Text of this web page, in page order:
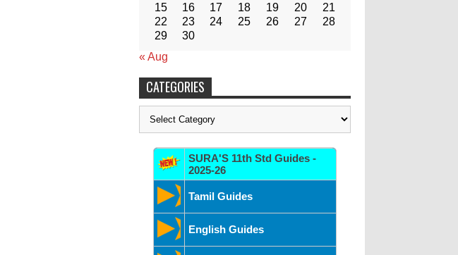
15
16 17 18 19 20
21
22
23 24 25 26 27
28
29
30
« Aug
CATEGORIES
Categories
SURA'S 11th Std Guides -
2025-26
Tamil Guides
English Guides